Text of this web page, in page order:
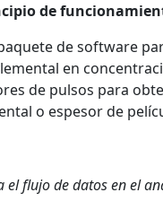
de
de software
en
de pulsos para
o espesor de
el flujo de datos en el